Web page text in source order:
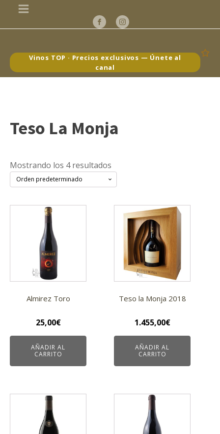
Vinos TOP · Precios exclusivos — Únete al
canal
Teso La Monja
Mostrando los 4 resultados
Almirez Toro
25,00€
AÑADIR AL
CARRITO
Teso la Monja 2018
1.455,00€
AÑADIR AL
CARRITO